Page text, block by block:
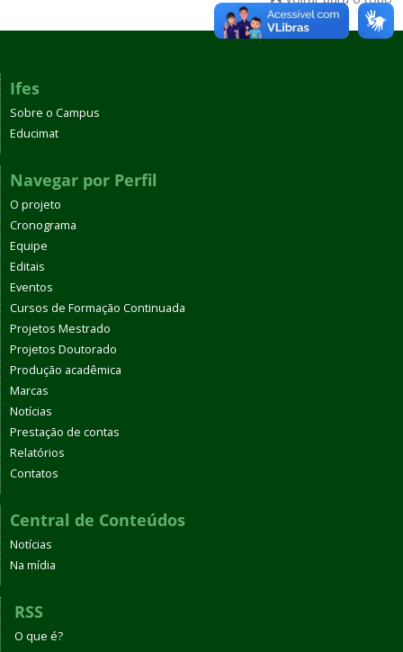
Ifes
Sobre o Campus
Educimat
Navegar por Perfil
O projeto
Cronograma
Equipe
Editais
Eventos
Cursos de Formação Continuada
Projetos Mestrado
Projetos Doutorado
Produção acadêmica
Marcas
Notícias
Prestação de contas
Relatórios
Contatos
Central de Conteúdos
Notícias
Na mídia
RSS
O que é?